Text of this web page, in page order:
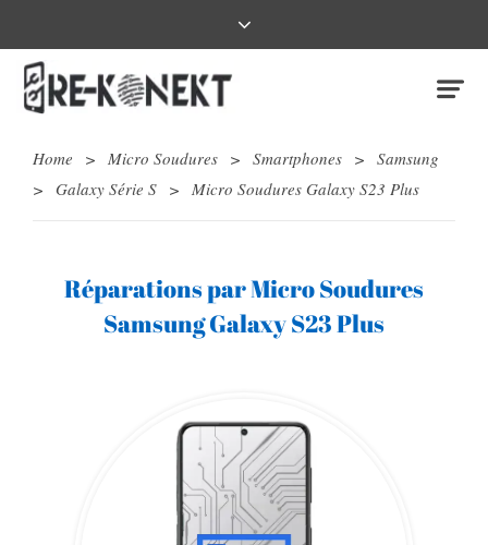
Home > Micro Soudures > Smartphones > Samsung
> Galaxy Série S > Micro Soudures Galaxy S23 Plus
Réparations par Micro Soudures
Samsung Galaxy S23 Plus